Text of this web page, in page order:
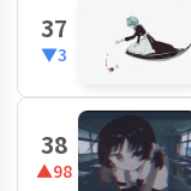
37
▼3
38
▲98